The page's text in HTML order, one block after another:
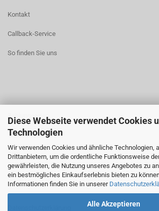
Diese Webseite verwendet Cookies
Technologien
Wir verwenden Cookies und ähnliche Technologien,
Drittanbietern, um die ordentliche Funktionsweise
gewährleisten, die Nutzung unseres Angebotes zu
ein bestmögliches Einkaufserlebnis bieten zu
Informationen finden Sie in unserer
Alle Akzeptieren
Kontakt
Callback-Service
So finden Sie uns
Zahlungsarten
Widerrufsrecht
AGB